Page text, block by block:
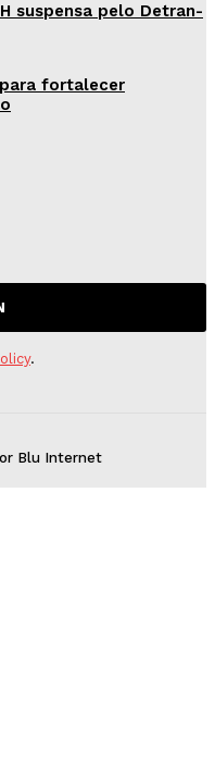
suspensa pelo Detran-
fortalecer
.
Blu Internet